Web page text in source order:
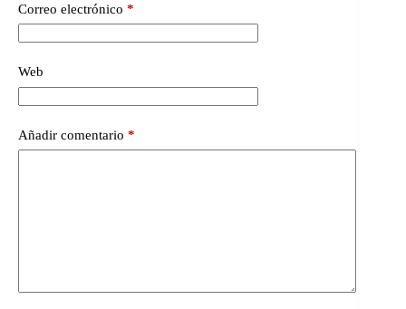
Correo electrónico *
Web
Añadir comentario *